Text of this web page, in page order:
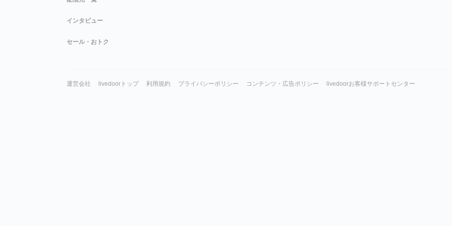
インタビュー
セール・おトク
運営会社 livedoorトップ 利用規約 プライバシーポリシー コンテンツ・広告ポリシー livedoorお客様サポートセンター